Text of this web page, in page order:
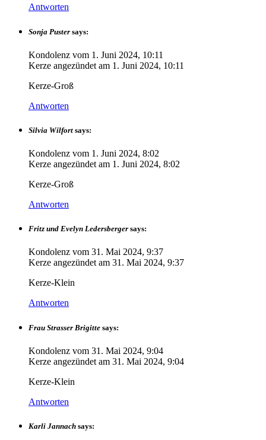
Antworten
Sonja Puster says:
Kondolenz vom 1. Juni 2024, 10:11
Kerze angezündet am 1. Juni 2024, 10:11
Kerze-Groß
Antworten
Silvia Wilfort says:
Kondolenz vom 1. Juni 2024, 8:02
Kerze angezündet am 1. Juni 2024, 8:02
Kerze-Groß
Antworten
Fritz und Evelyn Ledersberger says:
Kondolenz vom 31. Mai 2024, 9:37
Kerze angezündet am 31. Mai 2024, 9:37
Kerze-Klein
Antworten
Frau Strasser Brigitte says:
Kondolenz vom 31. Mai 2024, 9:04
Kerze angezündet am 31. Mai 2024, 9:04
Kerze-Klein
Antworten
Karli Jannach says: